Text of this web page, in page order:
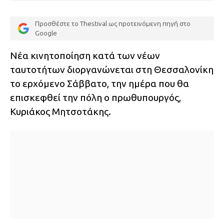
Προσθέστε το Thestival ως προτεινόμενη πηγή στο
Google
Νέα κινητοποίηση κατά των νέων
ταυτοτήτων διοργανώνεται στη Θεσσαλονίκη
το ερχόμενο Σάββατο, την ημέρα που θα
επισκεφθεί την πόλη ο πρωθυπουργός,
Κυριάκος Μητσοτάκης.